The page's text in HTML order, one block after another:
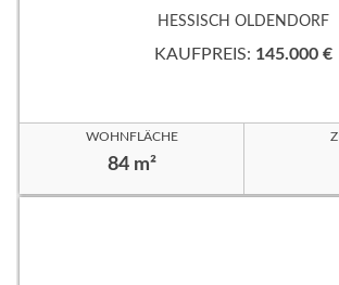
HESSISCH OLDENDORF
KAUFPREIS: 145.000 €
WOHNFLÄCHE
84 m²